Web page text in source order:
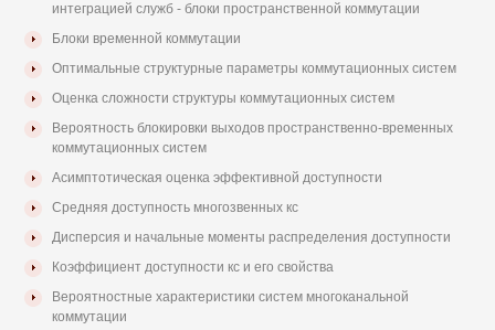
интеграцией служб - блоки пространственной коммутации
Блоки временной коммутации
Оптимальные структурные параметры коммутационных систем
Оценка сложности структуры коммутационных систем
Вероятность блокировки выходов пространственно-временных
коммутационных систем
Асимптотическая оценка эффективной доступности
Средняя доступность многозвенных кс
Дисперсия и начальные моменты распределения доступности
Коэффициент доступности кс и его свойства
Вероятностные характеристики систем многоканальной
коммутации